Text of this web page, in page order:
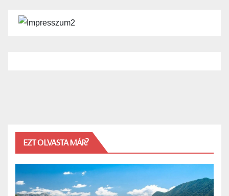
EZT OLVASTA MÁR?